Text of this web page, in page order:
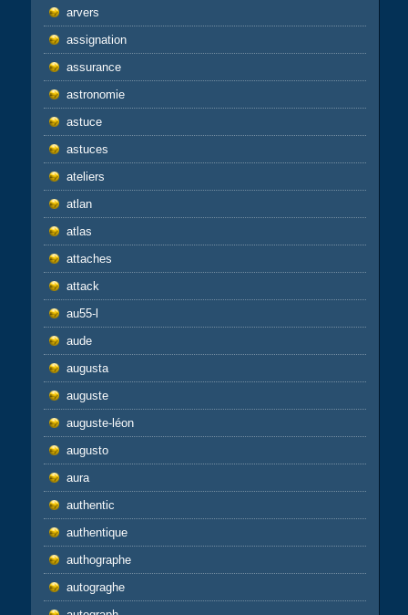
arvers
assignation
assurance
astronomie
astuce
astuces
ateliers
atlan
atlas
attaches
attack
au55-l
aude
augusta
auguste
auguste-léon
augusto
aura
authentic
authentique
authographe
autograghe